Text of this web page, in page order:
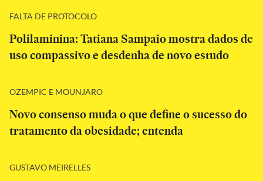
FALTA DE PROTOCOLO
Polilaminina: Tatiana Sampaio mostra dados de
uso compassivo e desdenha de novo estudo
OZEMPIC E MOUNJARO
Novo consenso muda o que define o sucesso do
tratamento da obesidade; entenda
GUSTAVO MEIRELLES